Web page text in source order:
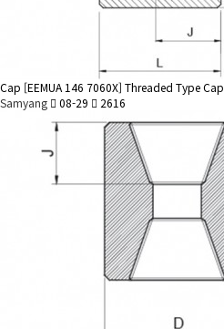
Cap [EEMUA 146 7060X] Threaded Type Cap
Samyang
08-29 2616